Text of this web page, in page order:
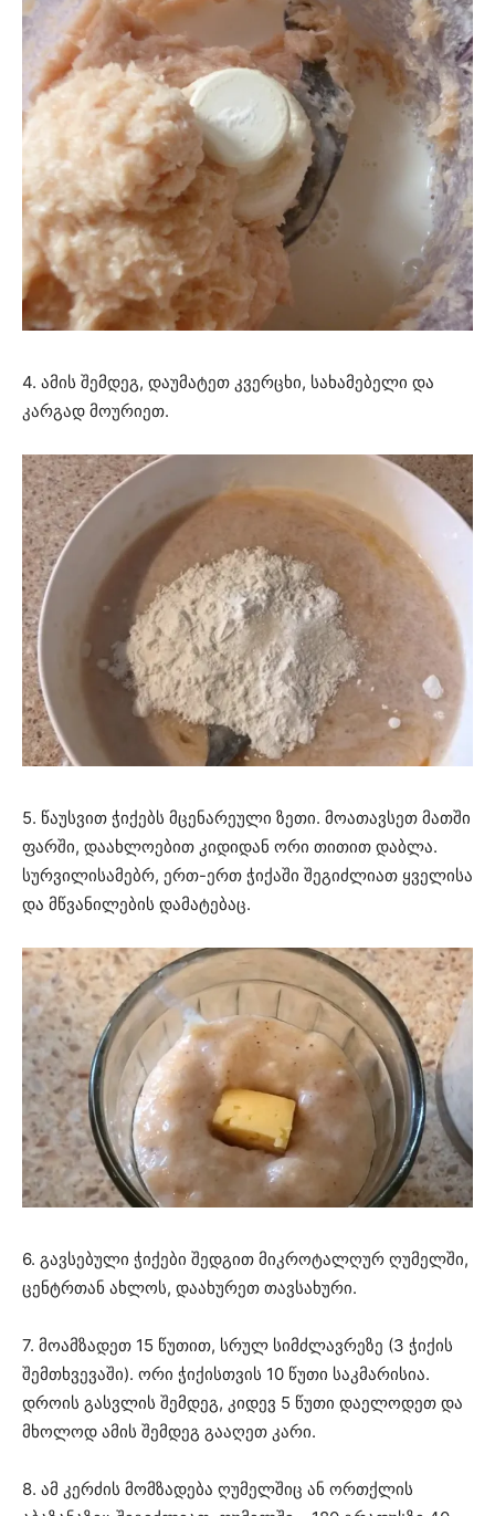
4. ამის შემდეგ, დაუმატეთ კვერცხი, სახამებელი და
კარგად მოურიეთ.
5. წაუსვით ჭიქებს მცენარეული ზეთი. მოათავსეთ მათში
ფარში, დაახლოებით კიდიდან ორი თითით დაბლა.
სურვილისამებრ, ერთ-ერთ ჭიქაში შეგიძლიათ ყველისა
და მწვანილების დამატებაც.
6. გავსებული ჭიქები შედგით მიკროტალღურ ღუმელში,
ცენტრთან ახლოს, დაახურეთ თავსახური.
7. მოამზადეთ 15 წუთით, სრულ სიმძლავრეზე (3 ჭიქის
შემთხვევაში). ორი ჭიქისთვის 10 წუთი საკმარისია.
დროის გასვლის შემდეგ, კიდევ 5 წუთი დაელოდეთ და
მხოლოდ ამის შემდეგ გააღეთ კარი.
8. ამ კერძის მომზადება ღუმელშიც ან ორთქლის